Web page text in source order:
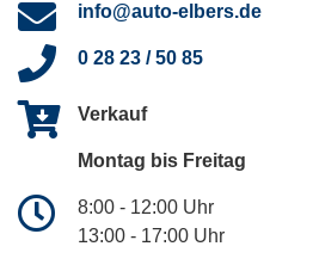
info@auto-elbers.de
0 28 23 / 50 85
Verkauf
Montag bis Freitag
8:00 - 12:00 Uhr
13:00 - 17:00 Uhr